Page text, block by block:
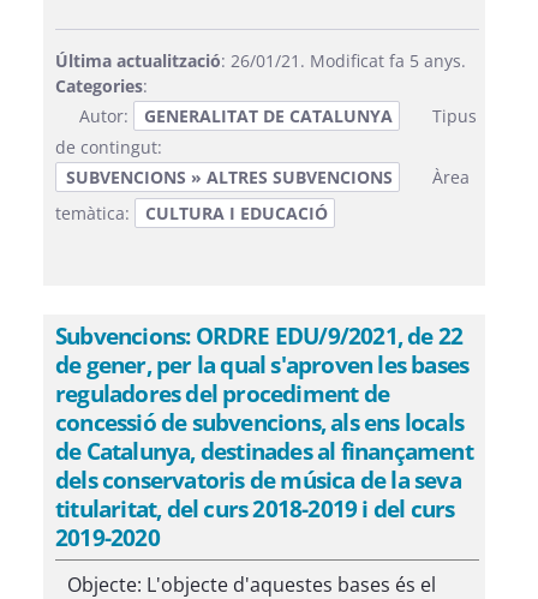
Última actualització: 26/01/21. Modificat fa 5 anys.
Categories:
Autor:
GENERALITAT DE CATALUNYA
Tipus
de contingut:
SUBVENCIONS » ALTRES SUBVENCIONS
Àrea
temàtica:
CULTURA I EDUCACIÓ
Subvencions: ORDRE EDU/9/2021, de 22
de gener, per la qual s'aproven les bases
reguladores del procediment de
concessió de subvencions, als ens locals
de Catalunya, destinades al finançament
dels conservatoris de música de la seva
titularitat, del curs 2018-2019 i del curs
2019-2020
Objecte: L'objecte d'aquestes bases és el